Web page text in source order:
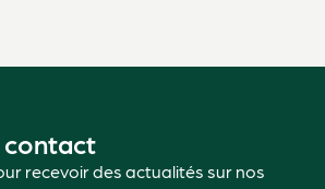
contact
recevoir des actualités sur nos